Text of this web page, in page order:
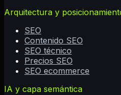
Arquitectura y
SEO
Contenido SEO
SEO técnico
Precios SEO
SEO ecommerce
IA y capa semántica